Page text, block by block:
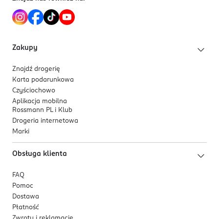
pędzelkowi.
French z użyciem Semilac Multitool:
końcówki z kulką lub precyzyjnej końcówki
Classic White i delikatnie namaluj białą
ruchem ciągłym lub punktowo – w zależności od
preferencji. W razie potrzeby popraw kształt linii
przy pomocy patyczka lub drugiej końcówki
Multitoola. Poczekaj do wyschnięcia. Czas
kilku minut. Classic White ze względu na wysoką
zabezpieczyć kolor, nadać połysk i efekt
żelowego wykończenia manicure. Pozwól
Zakupy
Znajdź drogerię
Karta podarunkowa
Czyściochowo
Aplikacja mobilna
Rossmann PL i Klub
Drogeria internetowa
Marki
Obsługa klienta
FAQ
Pomoc
Dostawa
Płatność